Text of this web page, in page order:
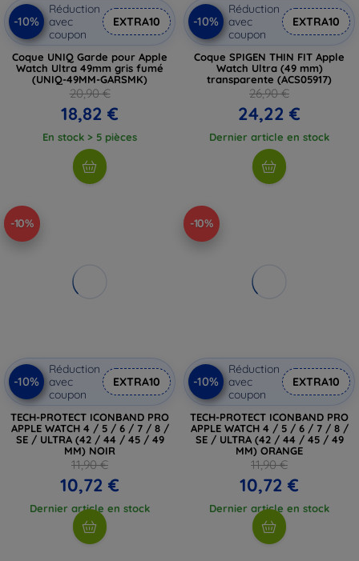
-10%
Réduction
avec
coupon
EXTRA10
Coque UNIQ Garde pour Apple
Watch Ultra 49mm gris fumé
(UNIQ-49MM-GARSMK)
20,90 €
18,82 €
En stock > 5 pièces
-10%
Réduction
avec
coupon
EXTRA10
Coque SPIGEN THIN FIT Apple
Watch Ultra (49 mm)
transparente (ACS05917)
26,90 €
24,22 €
Dernier article en stock
-10%
-10%
Réduction
avec
coupon
EXTRA10
TECH-PROTECT ICONBAND PRO
APPLE WATCH 4 / 5 / 6 / 7 / 8 /
SE / ULTRA (42 / 44 / 45 / 49
MM) NOIR
11,90 €
10,72 €
Dernier article en stock
-10%
-10%
Réduction
avec
coupon
EXTRA10
TECH-PROTECT ICONBAND PRO
APPLE WATCH 4 / 5 / 6 / 7 / 8 /
SE / ULTRA (42 / 44 / 45 / 49
MM) ORANGE
11,90 €
10,72 €
Dernier article en stock